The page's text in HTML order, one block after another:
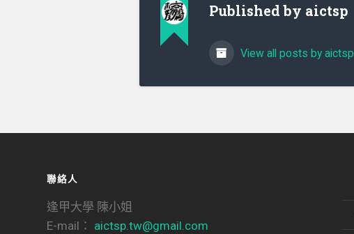
Published by aictsp
View all posts by aictsp
聯絡人
逢甲大學 陳小姐
E-mail： aictsp.tw@gmail.com